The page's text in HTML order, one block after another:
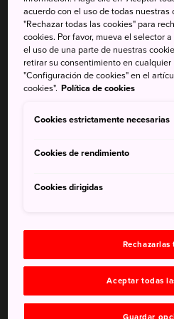
La cuenta atrás para finalizar
los festivales más
sofisticado Festival de Otoño
celebra durante los días 9 y 10
visitantes.
Cómo llegar
de alta velocidad de la línea
autobuses de media y larga
Toyama y desde Matsumoto
media y larga distancia por
Datos breves
acuerdo con el uso de todas nuestras
"Rechazar todas las cookies" para
cookies. Por favor, mueva el selector
el uso de una parte de nuestras
retirar su consentimiento en
"Configuración de cookies" en el
cookies". Política de cookies
Cookies estrictamente necesarias
Cookies de rendimiento
Cookies dirigidas
Rechazarlas
Aceptar todas
Guardar